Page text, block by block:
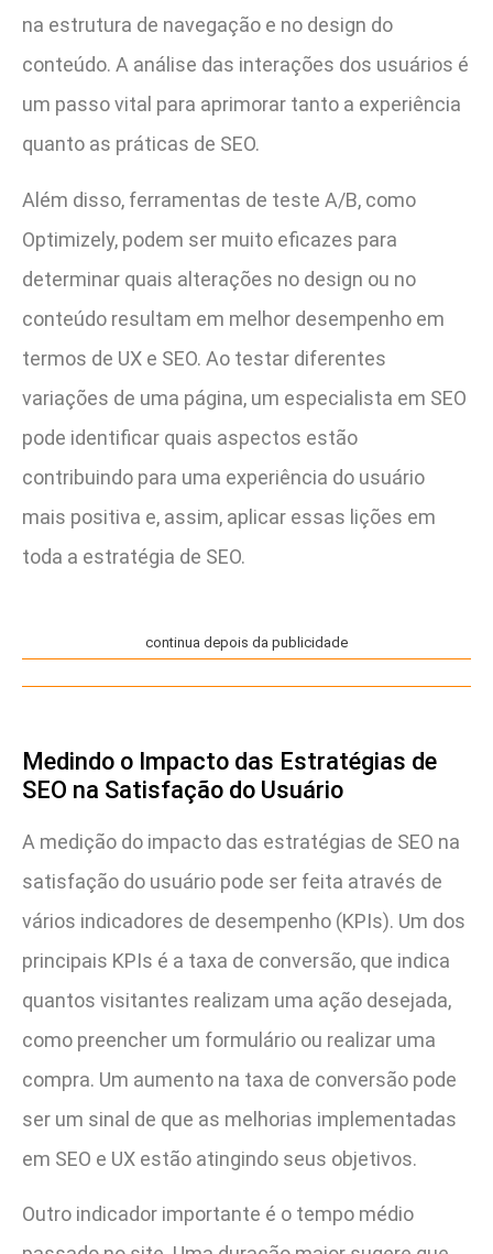
na estrutura de navegação e no design do
conteúdo. A análise das interações dos usuários é
um passo vital para aprimorar tanto a experiência
quanto as práticas de SEO.
Além disso, ferramentas de teste A/B, como
Optimizely, podem ser muito eficazes para
determinar quais alterações no design ou no
conteúdo resultam em melhor desempenho em
termos de UX e SEO. Ao testar diferentes
variações de uma página, um especialista em SEO
pode identificar quais aspectos estão
contribuindo para uma experiência do usuário
mais positiva e, assim, aplicar essas lições em
toda a estratégia de SEO.
continua depois da publicidade
Medindo o Impacto das Estratégias de
SEO na Satisfação do Usuário
A medição do impacto das estratégias de SEO na
satisfação do usuário pode ser feita através de
vários indicadores de desempenho (KPIs). Um dos
principais KPIs é a taxa de conversão, que indica
quantos visitantes realizam uma ação desejada,
como preencher um formulário ou realizar uma
compra. Um aumento na taxa de conversão pode
ser um sinal de que as melhorias implementadas
em SEO e UX estão atingindo seus objetivos.
Outro indicador importante é o tempo médio